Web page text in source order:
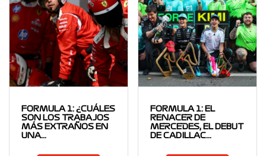
FORMULA 1: ¿CUÁLES
SON LOS TRABAJOS
MÁS EXTRAÑOS EN
UNA…
FORMULA 1: EL
RENACER DE
MERCEDES, EL DEBUT
DE CADILLAC…